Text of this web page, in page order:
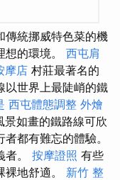
傳統挪威特色菜的機
的環境。 西屯肩
摩店 村莊最著名的
以世界上最陡峭的鐵
西屯體態調整 外燴
景如畫的鐵路線可欣
都有難忘的體驗。
。 按摩證照 有些
地舒適。 新竹 整